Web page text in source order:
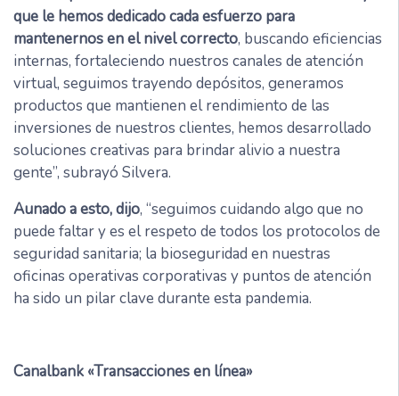
que le hemos dedicado cada esfuerzo para
mantenernos en el nivel correcto, buscando eficiencias
internas, fortaleciendo nuestros canales de atención
virtual, seguimos trayendo depósitos, generamos
productos que mantienen el rendimiento de las
inversiones de nuestros clientes, hemos desarrollado
soluciones creativas para brindar alivio a nuestra
gente”, subrayó Silvera.
Aunado a esto, dijo, “seguimos cuidando algo que no
puede faltar y es el respeto de todos los protocolos de
seguridad sanitaria; la bioseguridad en nuestras
oficinas operativas corporativas y puntos de atención
ha sido un pilar clave durante esta pandemia.
Canalbank «Transacciones en línea»